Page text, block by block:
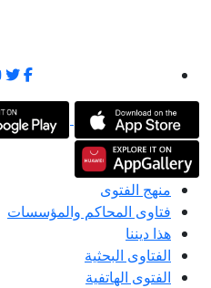
منهج الفتوى
فتاوى المحاكم والمؤسسات
هذا ديننا
الفتاوى البحثية
الفتوى الهاتفية